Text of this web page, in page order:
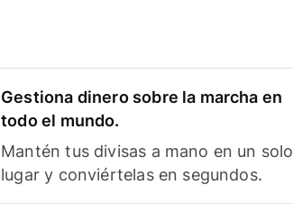
Gestiona dinero sobre la marcha en
todo el mundo.
Mantén tus divisas a mano en un solo
lugar y conviértelas en segundos.